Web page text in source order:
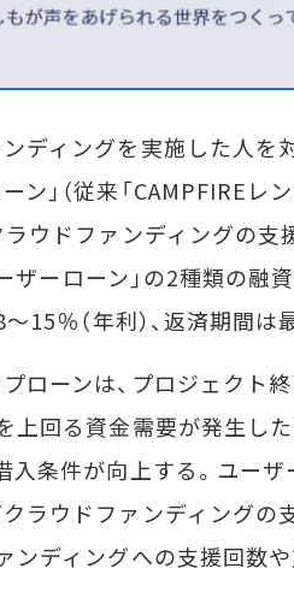
ディングを実施した人を
ン」（従来「CAMPFIRE
ラウドファンディングの
ザーローン」の2種類の
15％（年利）、返済期間は
ローンは、プロジェクト
上回る資金需要が発生し
入条件が向上する。ユー
ラウドファンディングの
ンディングへの支援回数